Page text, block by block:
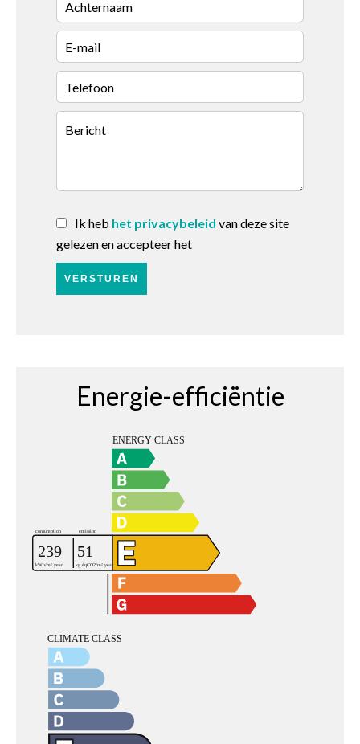
Ik heb het privacybeleid van deze site
gelezen en accepteer het
VERSTUREN
Energie-efficiëntie